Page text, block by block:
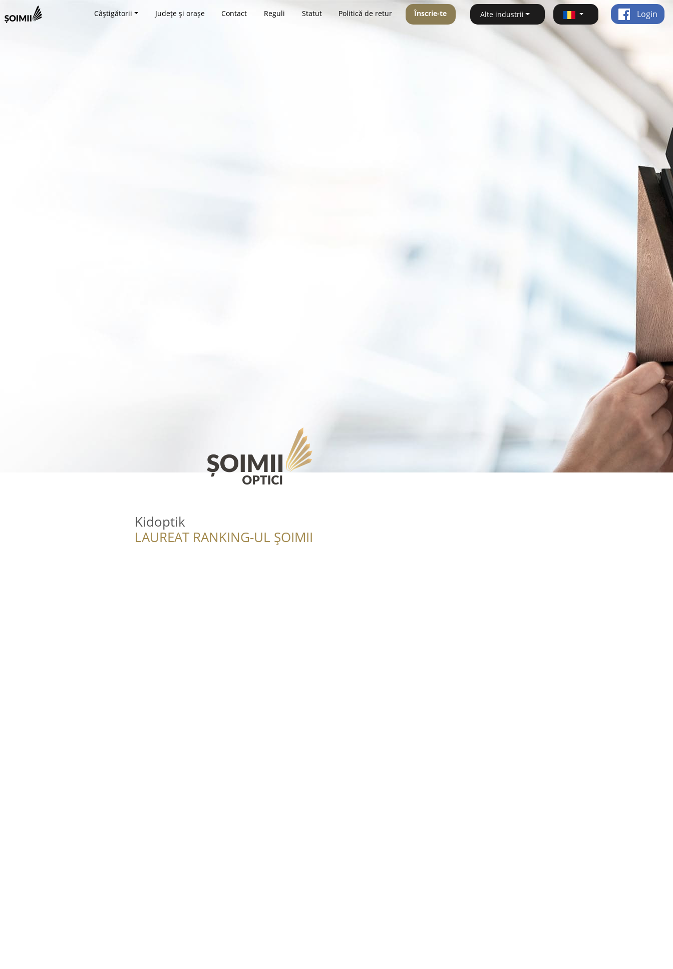
Câștigătorii Județe și orașe Contact Reguli Statut Politică de retur Înscrie-te Alte industrii Login
Kidoptik
LAUREAT RANKING-UL ȘOIMII